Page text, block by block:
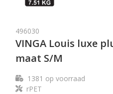
496030
VINGA Louis luxe
maat S/M
1381 op voorraad
rPET